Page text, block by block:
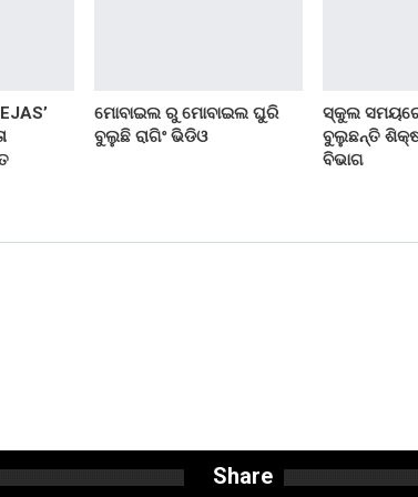
ମୋବାଇଲ ରୁ ମୋବାଇଲ ଘୁରି
ବୁଲୁଛି ରାଗିଂ ଭିଡିଓ
ସ୍କୁଲ
ବୁଲୁଛନ୍ତି
ବିଭାଗ
Share